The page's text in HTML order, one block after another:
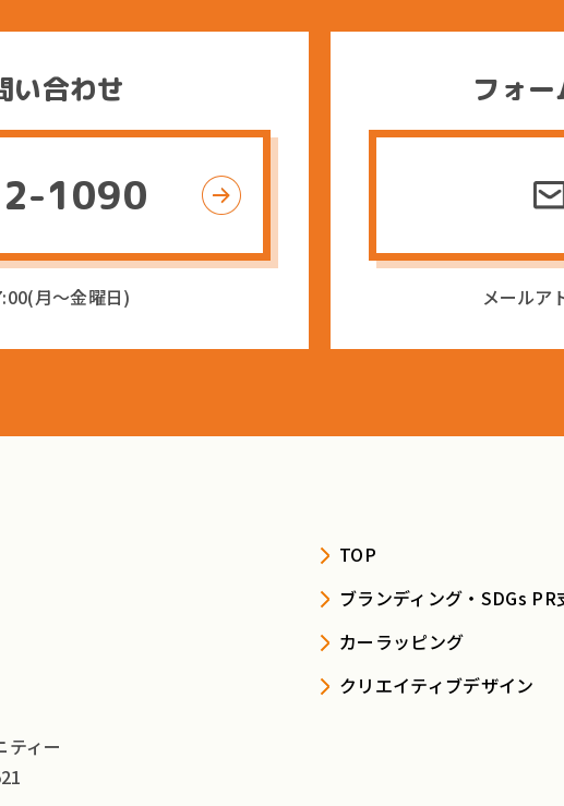
い合わせ
1090
月〜金曜日)
フォ
メールア
ティー
TOP
ブランディング・SDGs PR
カーラッピング
クリエイティブデザイン